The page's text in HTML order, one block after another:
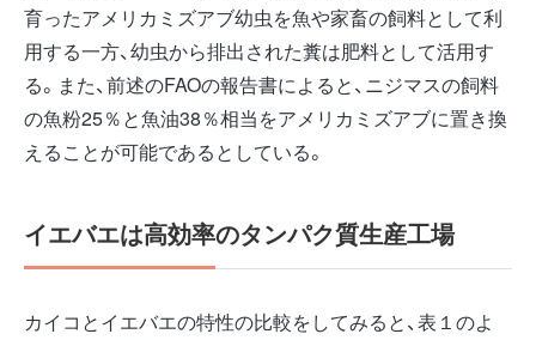
育ったアメリカミズアブ幼虫を魚や家畜の飼料として利
用する一方、幼虫から排出された糞は肥料として活用す
る。また、前述のFAOの報告書によると、ニジマスの飼料
の魚粉25％と魚油38％相当をアメリカミズアブに置き換
えることが可能であるとしている。
イエバエは高効率のタンパク質生産工場
カイコとイエバエの特性の比較をしてみると、表１のよ